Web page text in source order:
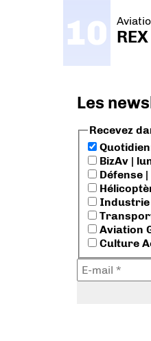
Les
Recevez
BizAv |
Défense
Industrie
Aviation
Culture